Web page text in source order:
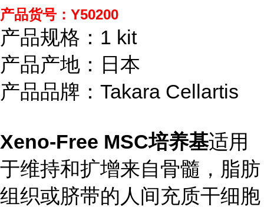
产品货号：Y50200
产品规格：1 kit
产品产地：日本
产品品牌：Takara Cellartis
Xeno-Free MSC培养基适用
于维持和扩增来自骨髓，脂肪
组织或脐带的人间充质干细胞